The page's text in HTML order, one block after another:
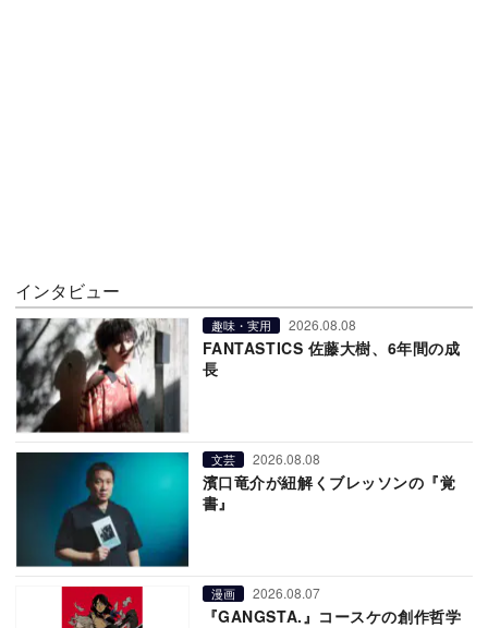
インタビュー
趣味・実用 2026.08.08
FANTASTICS 佐藤大樹、6年間の成
長
文芸 2026.08.08
濱口竜介が紐解くブレッソンの『覚
書』
漫画 2026.08.07
『GANGSTA.』コースケの創作哲学